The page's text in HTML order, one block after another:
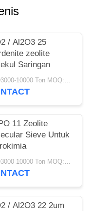
/ Al2O3 25
zeolite
Saringan
USD3000-10000 Ton MOQ:1 KG
11 Zeolite
Sieve Untuk
USD3000-10000 Ton MOQ:1 KG
/ Al2O3 22 2um